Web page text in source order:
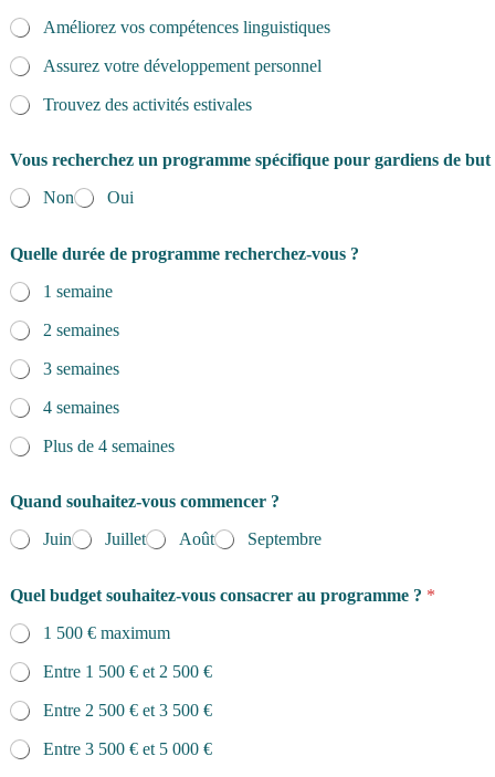
Améliorez vos compétences linguistiques
Assurez votre développement personnel
Trouvez des activités estivales
Vous recherchez un programme spécifique pour gardiens de but
Non
Oui
Quelle durée de programme recherchez-vous ?
1 semaine
2 semaines
3 semaines
4 semaines
Plus de 4 semaines
Quand souhaitez-vous commencer ?
Juin
Juillet Août Septembre
Quel budget souhaitez-vous consacrer au programme ? *
1 500 € maximum
Entre 1 500 € et 2 500 €
Entre 2 500 € et 3 500 €
Entre 3 500 € et 5 000 €